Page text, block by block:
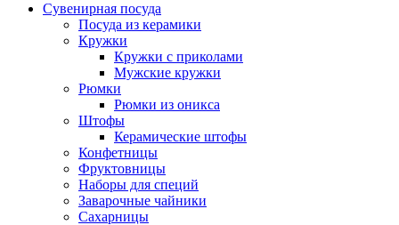
Сувенирная посуда
Посуда из керамики
Кружки
Кружки с приколами
Мужские кружки
Рюмки
Рюмки из оникса
Штофы
Керамические штофы
Конфетницы
Фруктовницы
Наборы для специй
Заварочные чайники
Сахарницы